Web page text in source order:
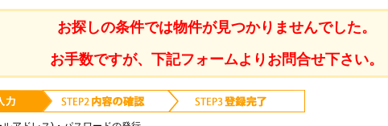
お探しの条件では物件が見つかりませんでした。
お手数ですが、下記フォームよりお問合せ下さい。